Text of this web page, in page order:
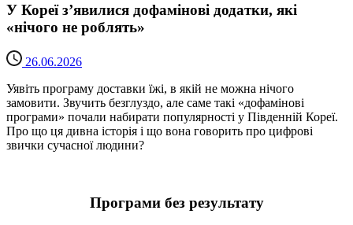
У Кореї з’явилися дофамінові додатки, які
«нічого не роблять»
26.06.2026
Уявіть програму доставки їжі, в якій не можна нічого
замовити. Звучить безглуздо, але саме такі «дофамінові
програми» почали набирати популярності у Південній Кореї.
Про що ця дивна історія і що вона говорить про цифрові
звички сучасної людини?
Програми без результату